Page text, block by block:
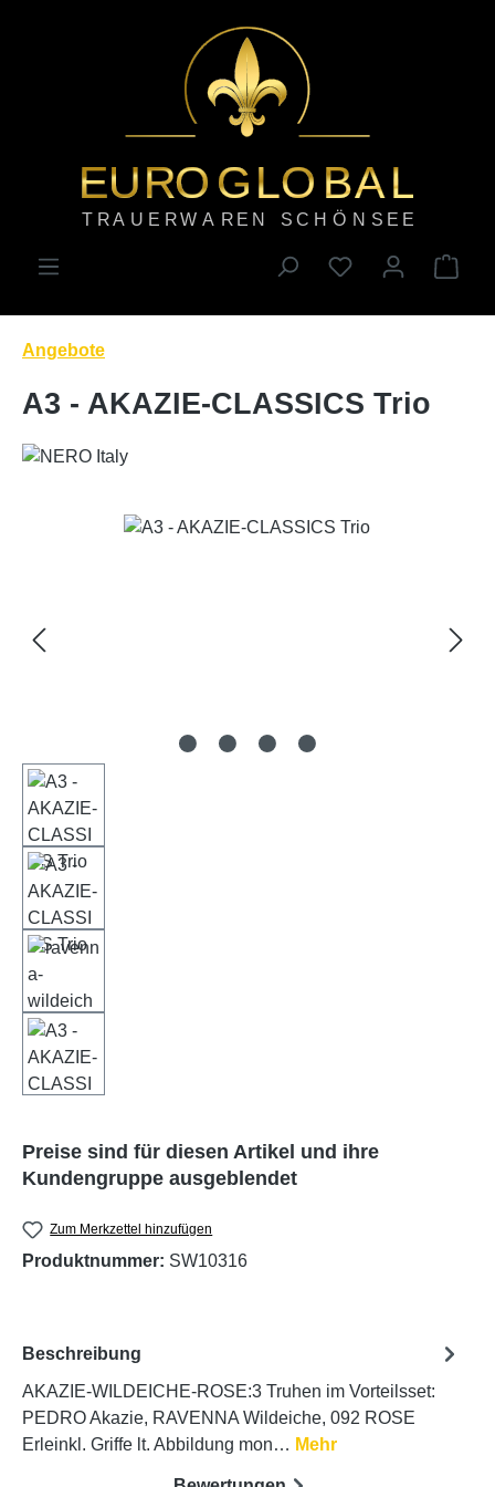
Angebote
A3 - AKAZIE-CLASSICS Trio
Bildergalerie überspringen
Preise sind für diesen Artikel und ihre
Kundengruppe ausgeblendet
Zum Merkzettel hinzufügen
Produktnummer: SW10316
Beschreibung
AKAZIE-WILDEICHE-ROSE:3 Truhen im Vorteilsset:
PEDRO Akazie, RAVENNA Wildeiche, 092 ROSE
Erleinkl. Griffe lt. Abbildung mon… Mehr